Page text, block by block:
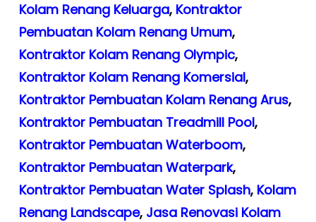
Kolam Renang Keluarga, Kontraktor
Pembuatan Kolam Renang Umum,
Kontraktor Kolam Renang Olympic,
Kontraktor Kolam Renang Komersial,
Kontraktor Pembuatan Kolam Renang Arus,
Kontraktor Pembuatan Treadmill Pool,
Kontraktor Pembuatan Waterboom,
Kontraktor Pembuatan Waterpark,
Kontraktor Pembuatan Water Splash, Kolam
Renang Landscape, Jasa Renovasi Kolam